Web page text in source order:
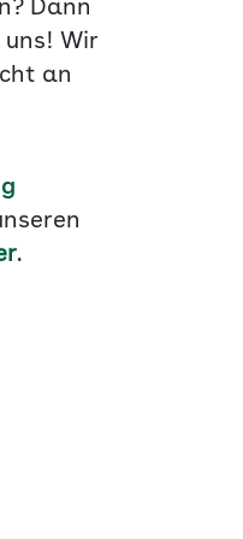
Dann
uns! Wir
an
.